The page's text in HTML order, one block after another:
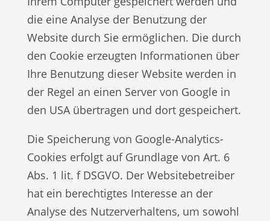
die eine Analyse der Benutzung der
Website durch Sie ermöglichen. Die durch
den Cookie erzeugten Informationen über
Ihre Benutzung dieser Website werden in
der Regel an einen Server von Google in
den USA übertragen und dort gespeichert.
Die Speicherung von Google-Analytics-
Cookies erfolgt auf Grundlage von Art. 6
Abs. 1 lit. f DSGVO. Der Websitebetreiber
hat ein berechtigtes Interesse an der
Analyse des Nutzerverhaltens, um sowohl